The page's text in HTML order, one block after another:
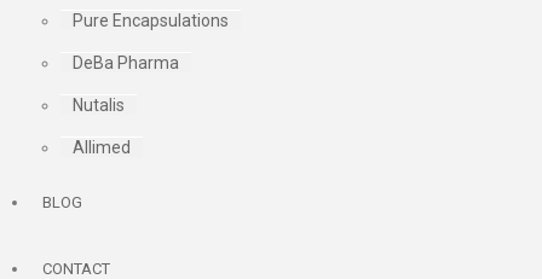
Pure Encapsulations
DeBa Pharma
Nutalis
Allimed
BLOG
CONTACT